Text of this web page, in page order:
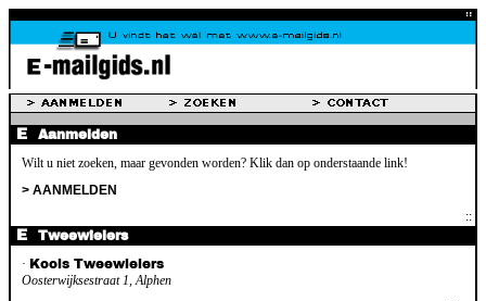
Aanmelden
Wilt u niet zoeken, maar gevonden worden? Klik dan op onderstaande link!
> AANMELDEN
Tweewielers
· Kools Tweewielers
Oosterwijksestraat 1, Alphen